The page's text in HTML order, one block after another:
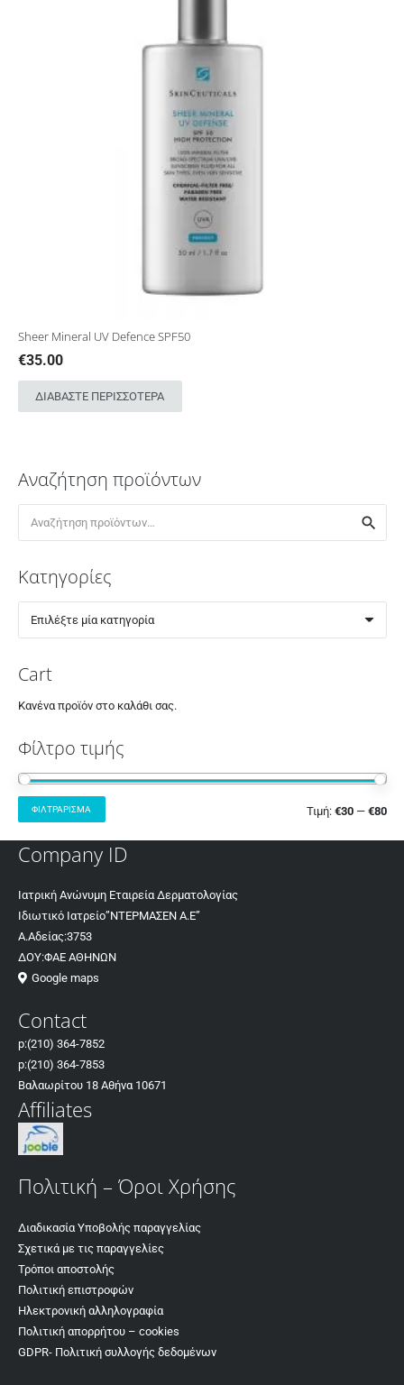
Sheer Mineral UV Defence SPF50
€35.00
ΔΙΑΒΆΣΤΕ ΠΕΡΙΣΣΌΤΕΡΑ
Αναζήτηση προϊόντων
Κατηγορίες
Επιλέξτε μία κατηγορία
Cart
Κανένα προϊόν στο καλάθι σας.
Φίλτρο τιμής
ΦΙΛΤΡΆΡΙΣΜΑ Τιμή: €30— €80
Company ID
Ιατρική Ανώνυμη Εταιρεία Δερματολογίας
Ιδιωτικό Ιατρείο”ΝΤΕΡΜΑΣΕΝ Α.Ε”
Α.Αδείας:3753
ΔΟΥ:ΦΑΕ ΑΘΗΝΩΝ
Google maps
Contact
p:(210) 364-7852
p:(210) 364-7853
Βαλαωρίτου 18 Αθήνα 10671
Affiliates
Πολιτική – Όροι Χρήσης
Διαδικασία Υποβολής παραγγελίας
Σχετικά με τις παραγγελίες
Τρόποι αποστολής
Πολιτική επιστροφών
Ηλεκτρονική αλληλογραφία
Πολιτική απορρήτου – cookies
GDPR- Πολιτική συλλογής δεδομένων